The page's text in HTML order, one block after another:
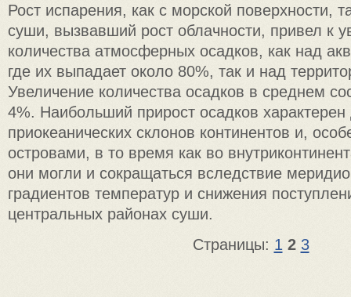
Рост испарения, как с морской поверхности,
суши, вызвавший рост облачности, привел к
количества атмосферных осадков, как над
где их выпадает около 80%, так и над
Увеличение количества осадков в среднем
4%. Наибольший прирост осадков характерен
приокеанических склонов континентов и,
островами, в то время как во
они могли и сокращаться вследствие
градиентов температур и снижения
центральных районах суши.
Страницы: 1 2 3